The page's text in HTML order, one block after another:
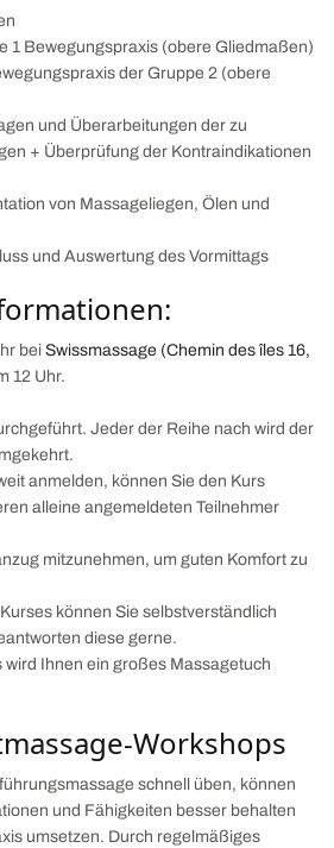
1 Bewegungspraxis (obere Gliedmaßen)
der Gruppe 2 (obere
und Überarbeitungen der zu
+ Überprüfung der Kontraindikationen
von Massageliegen, Ölen und
und Auswertung des Vormittags
beiSwissmassage (Chemin des îles 16,
12 Uhr.
Jeder der Reihe nach wird der
anmelden, können Sie den Kurs
alleine angemeldeten Teilnehmer
mitzunehmen, um guten Komfort zu
können Sie selbstverständlich
diese gerne.
wird Ihnen ein großes Massagetuch
Workshops
schnell üben, können
und Fähigkeiten besser behalten
umsetzen. Durch regelmäßiges